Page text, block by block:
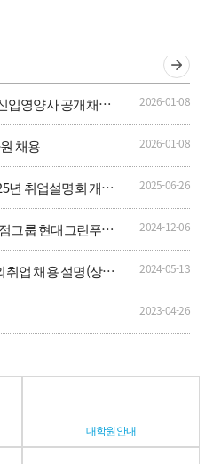
입영양사 공개채용
2026-01-08
채용 2026-01-08
년 취업설명회 개최
2025-06-26
그룹 현대그린푸
2024-12-06
업 채용 설명(상담)
2024-05-13
2023-04-26
대학원안내